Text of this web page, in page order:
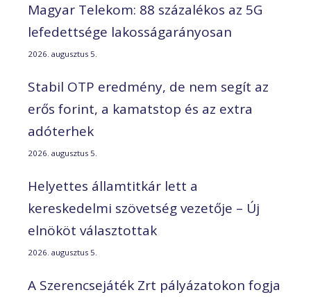
Magyar Telekom: 88 százalékos az 5G
lefedettsége lakosságarányosan
2026. augusztus 5.
Stabil OTP eredmény, de nem segít az
erős forint, a kamatstop és az extra
adóterhek
2026. augusztus 5.
Helyettes államtitkár lett a
kereskedelmi szövetség vezetője – Új
elnököt választottak
2026. augusztus 5.
A Szerencsejáték Zrt pályázatokon fogja